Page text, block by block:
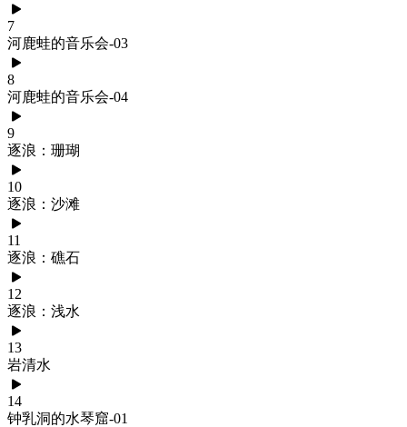
7
河鹿蛙的音乐会-03
8
河鹿蛙的音乐会-04
9
逐浪：珊瑚
10
逐浪：沙滩
11
逐浪：礁石
12
逐浪：浅水
13
岩清水
14
钟乳洞的水琴窟-01